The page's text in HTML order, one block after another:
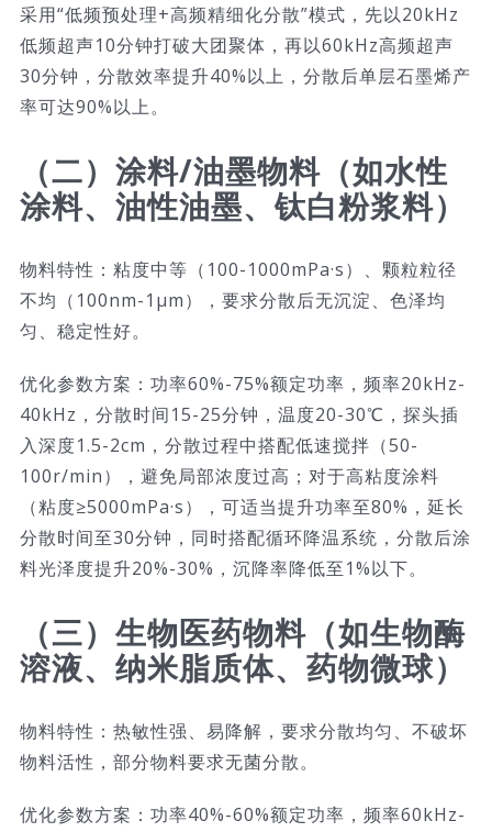
采用“低频预处理+高频精细化分散”模式，先以20kHz
低频超声10分钟打破大团聚体，再以60kHz高频超声
30分钟，分散效率提升40%以上，分散后单层石墨烯产
率可达90%以上。
（二）涂料/油墨物料（如水性
涂料、油性油墨、钛白粉浆料）
物料特性：粘度中等（100-1000mPa·s）、颗粒粒径
不均（100nm-1μm），要求分散后无沉淀、色泽均
匀、稳定性好。
优化参数方案：功率60%-75%额定功率，频率20kHz-
40kHz，分散时间15-25分钟，温度20-30℃，探头插
入深度1.5-2cm，分散过程中搭配低速搅拌（50-
100r/min），避免局部浓度过高；对于高粘度涂料
（粘度≥5000mPa·s），可适当提升功率至80%，延长
分散时间至30分钟，同时搭配循环降温系统，分散后涂
料光泽度提升20%-30%，沉降率降低至1%以下。
（三）生物医药物料（如生物酶
溶液、纳米脂质体、药物微球）
物料特性：热敏性强、易降解，要求分散均匀、不破坏
物料活性，部分物料要求无菌分散。
优化参数方案：功率40%-60%额定功率，频率60kHz-